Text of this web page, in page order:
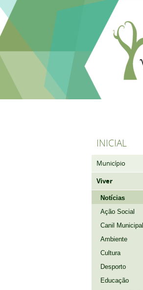
INICIAL
Município
Viver
Notícias
Ação Social
Canil Municipal
Ambiente
Cultura
Desporto
Educação